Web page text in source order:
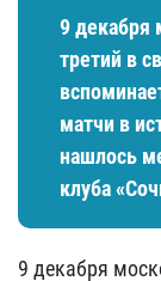
9 декабря
третий в
матчи в
нашлось
клуба
9 декабря